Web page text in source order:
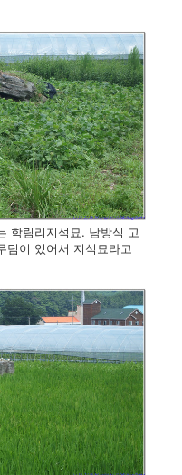
학림리지석묘. 남방식 고
덤이 있어서 지석묘라고